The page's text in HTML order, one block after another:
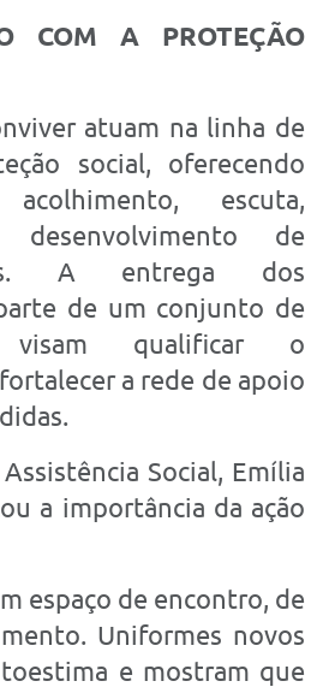
COM A PROTEÇÃO
atuam na linha de
social, oferecendo
escuta,
de
A entrega dos
de um conjunto de
qualificar o
a rede de apoio
Social, Emília
a importância da ação
espaço de encontro, de
Uniformes novos
e mostram que